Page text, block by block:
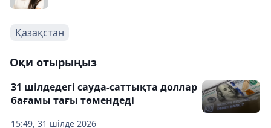
Қазақстан
Оқи отырыңыз
15:49, 31 шілде 2026
31 шілдедегі сауда-саттықта доллар
бағамы тағы төмендеді